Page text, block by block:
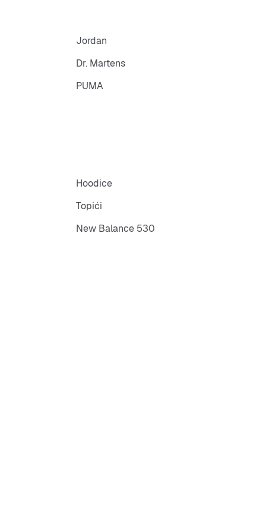
Jordan
Dr. Martens
PUMA
Hoodice
Topići
New Balance 530